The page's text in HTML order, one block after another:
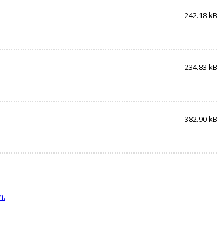
242.18 kB
234.83 kB
382.90 kB